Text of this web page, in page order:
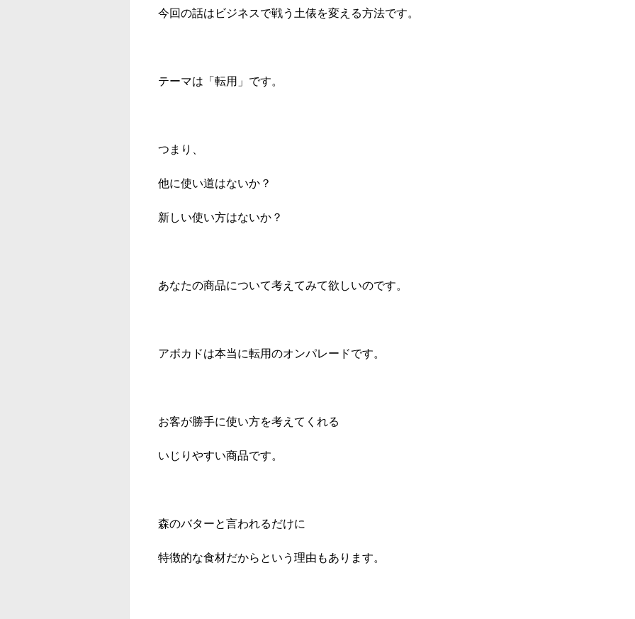
今回の話はビジネスで戦う土俵を変える方法です。
テーマは「転用」です。
つまり、
他に使い道はないか？
新しい使い方はないか？
あなたの商品について考えてみて欲しいのです。
アボカドは本当に転用のオンパレードです。
お客が勝手に使い方を考えてくれる
いじりやすい商品です。
森のバターと言われるだけに
特徴的な食材だからという理由もあります。